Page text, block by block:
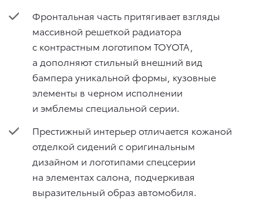
Фронтальная часть притягивает взгляды
массивной решеткой радиатора
с контрастным логотипом TOYOTA,
а дополняют стильный внешний вид
бампера уникальной формы, кузовные
элементы в черном исполнении
и эмблемы специальной серии.
Престижный интерьер отличается кожаной
отделкой сидений с оригинальным
дизайном и логотипами спецсерии
на элементах салона, подчеркивая
выразительный образ автомобиля.